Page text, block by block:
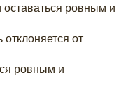
ровным и
от
ровным и